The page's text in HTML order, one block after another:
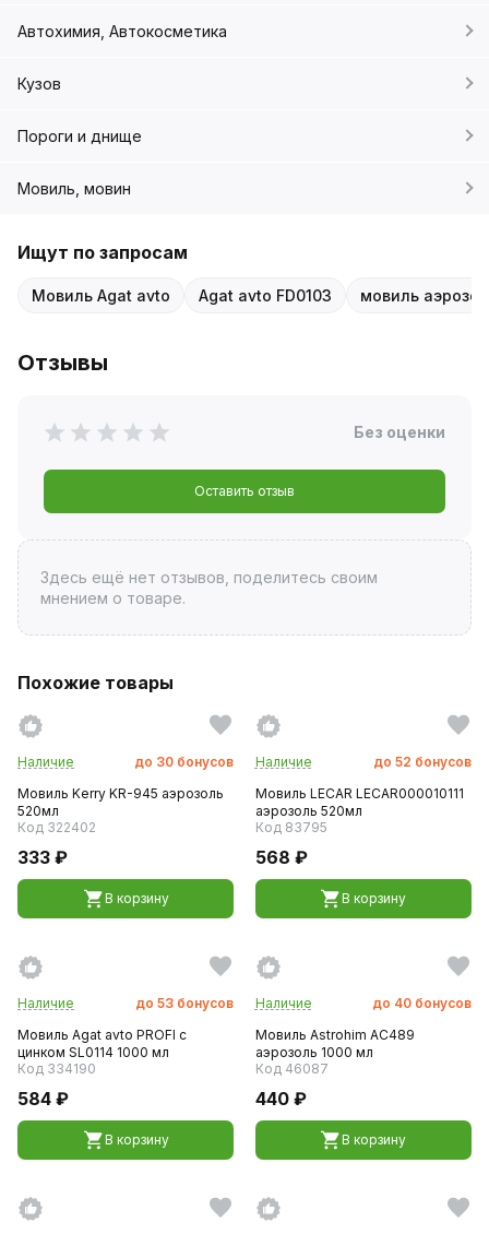
Автохимия, Автокосметика
Кузов
Пороги и днище
Мовиль, мовин
Ищут по запросам
Мовиль Agat avto Agat avto FD0103 мовиль
Отзывы
Без оценки
Оставить отзыв
Здесь ещё нет отзывов, поделитесь своим
мнением о товаре.
Похожие товары
Наличие до 30 бонусов
Мовиль Kerry KR-945 аэрозоль
520мл
Код 322402
333 ₽
В корзину
Наличие до 52 бонусов
Мовиль LECAR LECAR000010111
аэрозоль 520мл
Код 83795
568 ₽
В корзину
Наличие до 53 бонусов
Мовиль Agat avto PROFI с
цинком SL0114 1000 мл
Код 334190
584 ₽
В корзину
Наличие до 40 бонусов
Мовиль Astrohim AC489
аэрозоль 1000 мл
Код 46087
440 ₽
В корзину